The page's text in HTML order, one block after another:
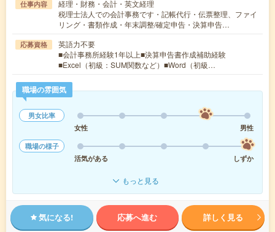
仕事内容
経理・財務・会計・英文経理
税理士法人での会計事務です・記帳代行・伝票整理、ファイ
リング・書類作成・年末調整/確定申告・決算申告…
応募資格
英語力不要
■会計事務所経験1年以上■決算申告書作成補助経験
■Excel（初級：SUM関数など）■Word（初級…
職場の雰囲気
男女比率
女性
男性
職場の様子
活気がある
しずか
もっと見る
気になる! 応募へ進む 詳しく見る